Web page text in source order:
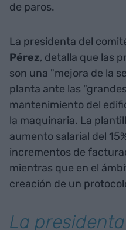
de paros.
La presidenta del
Pérez, detalla que las
son una "mejora de la
planta ante las
mantenimiento del
la maquinaria. La
aumento salarial del
incrementos de
mientras que en el
creación de un
La